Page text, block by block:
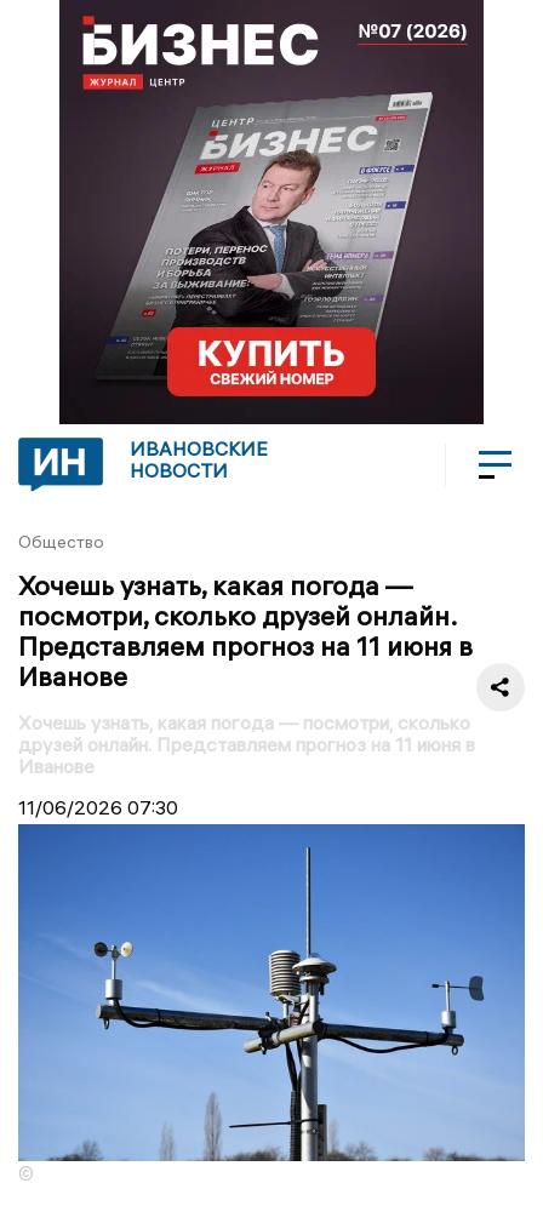
ИВАНОВСКИЕ
НОВОСТИ
Общество
Хочешь узнать, какая погода —
посмотри, сколько друзей онлайн.
Представляем прогноз на 11 июня в
Иванове
Хочешь узнать, какая погода — посмотри, сколько
друзей онлайн. Представляем прогноз на 11 июня в
Иванове
11/06/2026 07:30
©